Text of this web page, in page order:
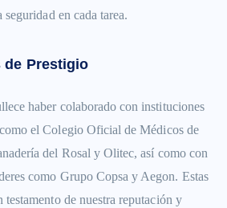
en cada tarea.
de Prestigio
haber colaborado con instituciones
como el Colegio Oficial de Médicos de
del Rosal y Olitec, así como con
como Grupo Copsa y Aegon. Estas
testamento de nuestra reputación y